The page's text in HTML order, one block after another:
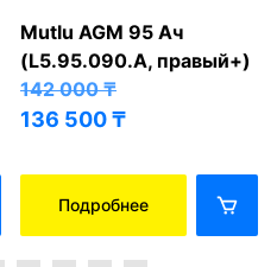
Mutlu AGM 95 Ач
(L5.95.090.A, правый+)
142 000₸
136 500₸
Подробнее